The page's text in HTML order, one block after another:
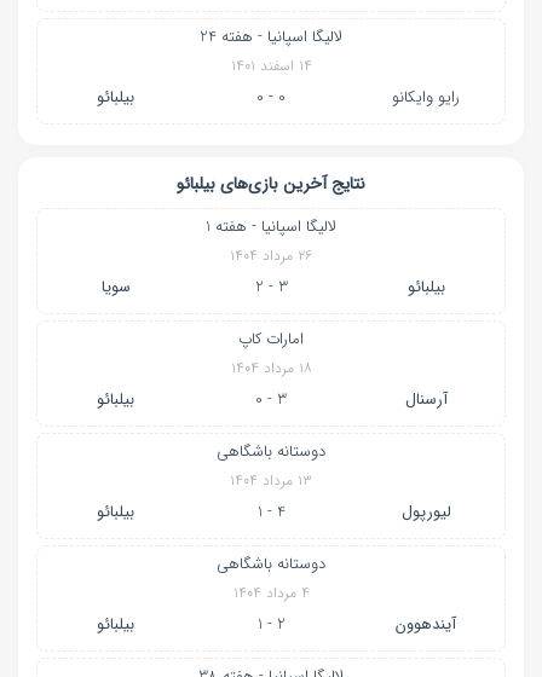
لالیگا اسپانیا - هفته 24
۱۴ اسفند ۱۴۰۱
رایو وایکانو 0 - 0 بیلبائو
نتایج آخرین بازی‌های بیلبائو
لالیگا اسپانیا - هفته 1
۲۶ مرداد ۱۴۰۴
بیلبائو 3 - 2 سویا
امارات کاپ
۱۸ مرداد ۱۴۰۴
آرسنال 3 - 0 بیلبائو
دوستانه باشگاهی
۱۳ مرداد ۱۴۰۴
لیورپول 4 - 1 بیلبائو
دوستانه باشگاهی
۴ مرداد ۱۴۰۴
آیندهوون 2 - 1 بیلبائو